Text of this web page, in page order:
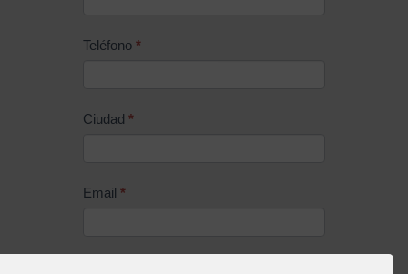
Teléfono *
Ciudad *
Email *